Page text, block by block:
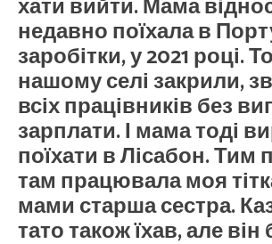
хати вийти. Мама
недавно поїхала в
заробітки, у 2021 році.
нашому селі закрили,
всіх працівників без
зарплати. І мама тоді
поїхати в Лісабон. Тим
там працювала моя
мами старша сестра.
тато також їхав, але він